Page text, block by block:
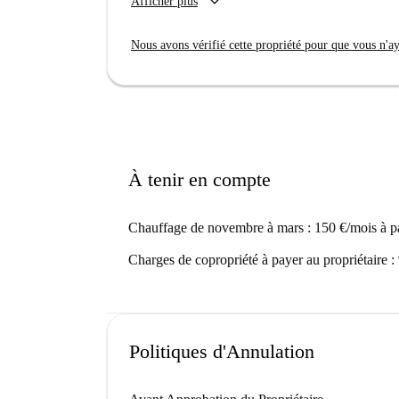
d'Oro et le Monument à Pier Paolo Pasolini.
dynamique avec Spotahome.
Nous avons vérifié cette propriété pour que vous
À tenir en compte
Chauffage de novembre à mars : 150 €/mois à
Charges de copropriété à payer au propriétaire
Politiques d'Annulation